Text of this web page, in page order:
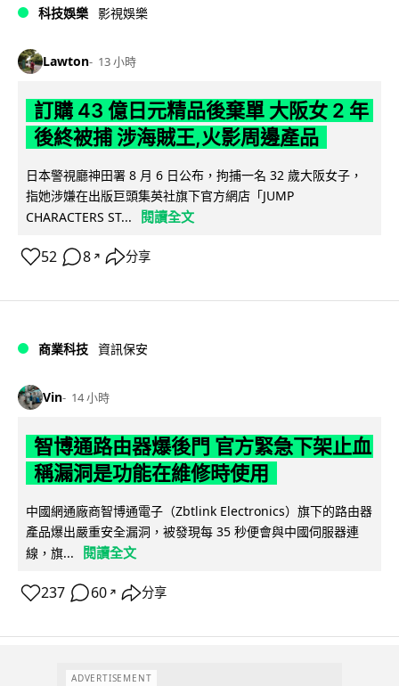
科技娛樂 影視娛樂
Lawton 13 小時
訂購 43 億日元精品後棄單 大阪女 2 年
後終被捕 涉海賊王,火影周邊產品
日本警視廳神田署 8 月 6 日公布，拘捕一名 32 歲大阪女子，
指她涉嫌在出版巨頭集英社旗下官方網店「JUMP
CHARACTERS ST...
閱讀全文
52 8 ↗ 分享
商業科技 資訊保安
Vin 14 小時
智博通路由器爆後門 官方緊急下架止血
稱漏洞是功能在維修時使用
中國網通廠商智博通電子（Zbtlink Electronics）旗下的路由器
產品爆出嚴重安全漏洞，被發現每 35 秒便會與中國伺服器連
線，旗...
閱讀全文
237 60 ↗ 分享
ADVERTISEMENT